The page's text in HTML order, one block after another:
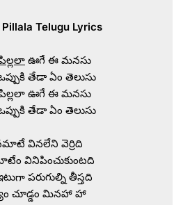
Telugu Lyrics
ఊగే ఈ మనసు
తేడా ఏం తెలుసు
ఊగే ఈ మనసు
తేడా ఏం తెలుసు
వినలేని వెర్రిది
వినిపించుకుంటది
పరుగుల్ని తీస్తది
చూడ్డం మినహా హా